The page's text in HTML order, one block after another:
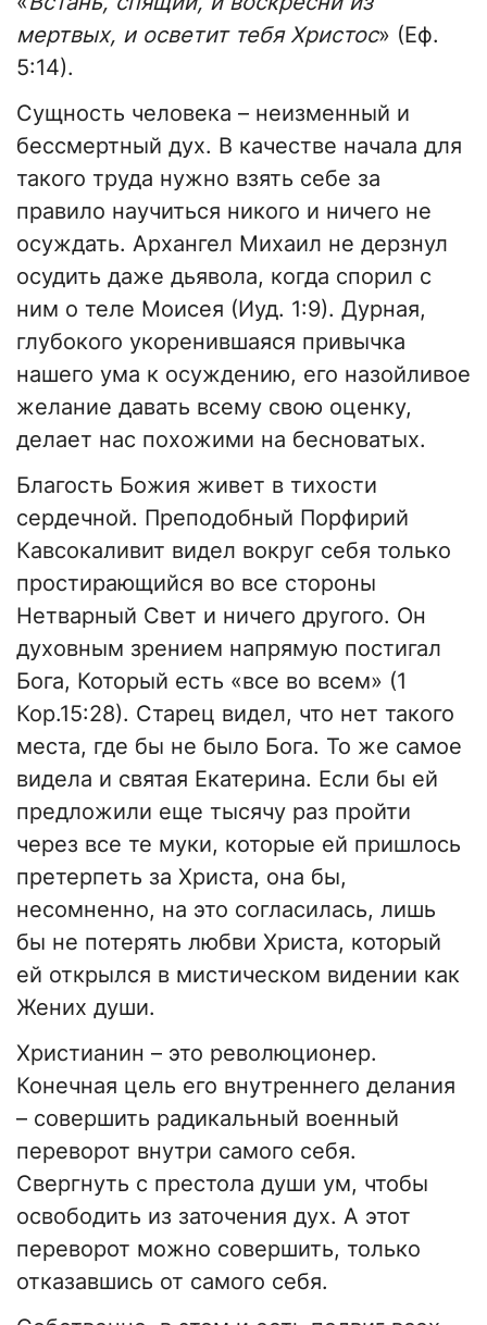
мертвых, и осветит тебя Христос» (Еф.
5:14).
Сущность человека – неизменный и
бессмертный дух. В качестве начала для
такого труда нужно взять себе за
правило научиться никого и ничего не
осуждать. Архангел Михаил не дерзнул
осудить даже дьявола, когда спорил с
ним о теле Моисея (Иуд. 1:9). Дурная,
глубокого укоренившаяся привычка
нашего ума к осуждению, его назойливое
желание давать всему свою оценку,
делает нас похожими на бесноватых.
Благость Божия живет в тихости
сердечной. Преподобный Порфирий
Кавсокаливит видел вокруг себя только
простирающийся во все стороны
Нетварный Свет и ничего другого. Он
духовным зрением напрямую постигал
Бога, Который есть «все во всем» (1
Кор.15:28). Старец видел, что нет такого
места, где бы не было Бога. То же самое
видела и святая Екатерина. Если бы ей
предложили еще тысячу раз пройти
через все те муки, которые ей пришлось
претерпеть за Христа, она бы,
несомненно, на это согласилась, лишь
бы не потерять любви Христа, который
ей открылся в мистическом видении как
Жених души.
Христианин – это революционер.
Конечная цель его внутреннего делания
– совершить радикальный военный
переворот внутри самого себя.
Свергнуть с престола души ум, чтобы
освободить из заточения дух. А этот
переворот можно совершить, только
отказавшись от самого себя.